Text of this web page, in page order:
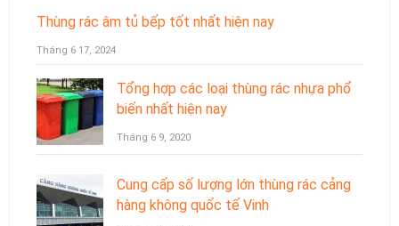
Thùng rác âm tủ bếp tốt nhất hiện nay
Tháng 6 17, 2024
Tổng hợp các loại thùng rác nhựa phổ
biến nhất hiện nay
Tháng 6 9, 2020
Cung cấp số lượng lớn thùng rác cảng
hàng không quốc tế Vinh